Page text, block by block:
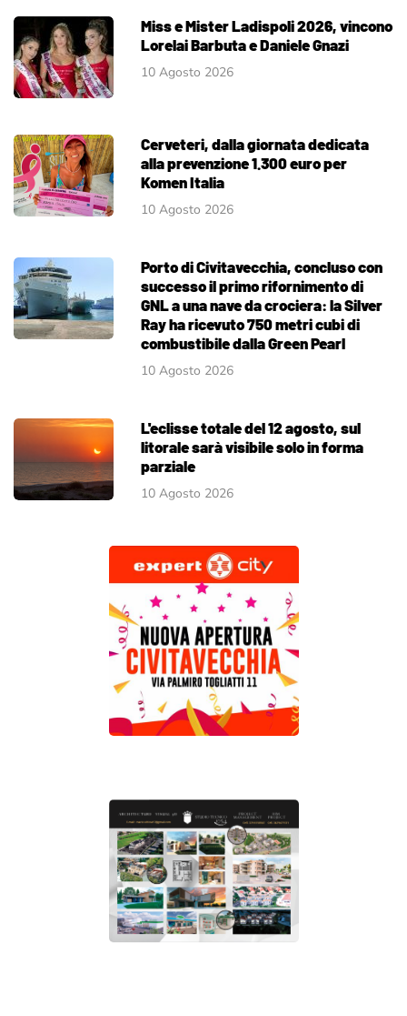
Miss e Mister Ladispoli 2026, vincono
Lorelai Barbuta e Daniele Gnazi
10 Agosto 2026
Cerveteri, dalla giornata dedicata
alla prevenzione 1.300 euro per
Komen Italia
10 Agosto 2026
Porto di Civitavecchia, concluso con
successo il primo rifornimento di
GNL a una nave da crociera: la Silver
Ray ha ricevuto 750 metri cubi di
combustibile dalla Green Pearl
10 Agosto 2026
L'eclisse totale del 12 agosto, sul
litorale sarà visibile solo in forma
parziale
10 Agosto 2026